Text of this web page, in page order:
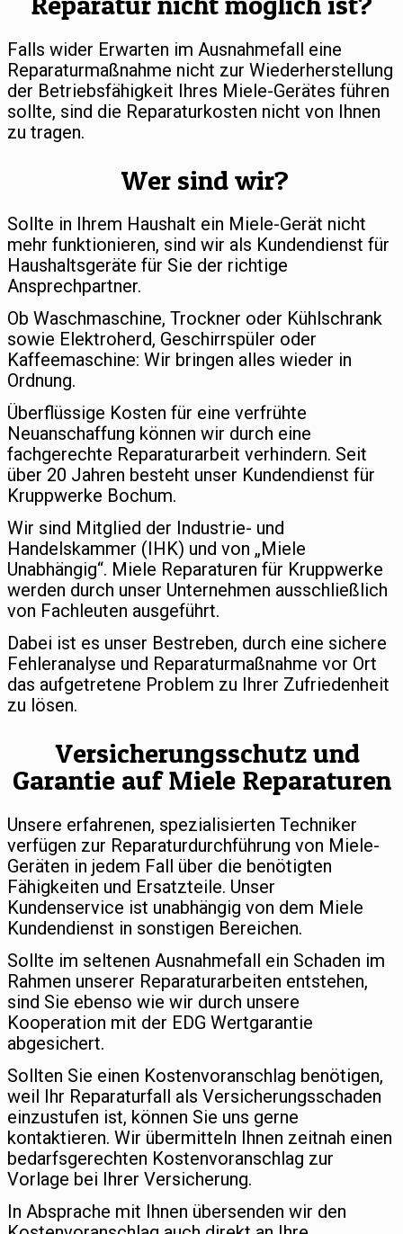
Falls wider Erwarten im Ausnahmefall eine
Reparaturmaßnahme nicht zur Wiederherstellung
der Betriebsfähigkeit Ihres Miele-Gerätes führen
sollte, sind die Reparaturkosten nicht von Ihnen
zu tragen.
Wer sind wir?
Sollte in Ihrem Haushalt ein Miele-Gerät nicht
mehr funktionieren, sind wir als Kundendienst für
Haushaltsgeräte für Sie der richtige
Ansprechpartner.
Ob Waschmaschine, Trockner oder Kühlschrank
sowie Elektroherd, Geschirrspüler oder
Kaffeemaschine: Wir bringen alles wieder in
Ordnung.
Überflüssige Kosten für eine verfrühte
Neuanschaffung können wir durch eine
fachgerechte Reparaturarbeit verhindern. Seit
über 20 Jahren besteht unser Kundendienst für
Kruppwerke Bochum.
Wir sind Mitglied der Industrie- und
Handelskammer (IHK) und von „Miele
Unabhängig“. Miele Reparaturen für Kruppwerke
werden durch unser Unternehmen ausschließlich
von Fachleuten ausgeführt.
Dabei ist es unser Bestreben, durch eine sichere
Fehleranalyse und Reparaturmaßnahme vor Ort
das aufgetretene Problem zu Ihrer Zufriedenheit
zu lösen.
Versicherungsschutz und
Garantie auf Miele Reparaturen
Unsere erfahrenen, spezialisierten Techniker
verfügen zur Reparaturdurchführung von Miele-
Geräten in jedem Fall über die benötigten
Fähigkeiten und Ersatzteile. Unser
Kundenservice ist unabhängig von dem Miele
Kundendienst in sonstigen Bereichen.
Sollte im seltenen Ausnahmefall ein Schaden im
Rahmen unserer Reparaturarbeiten entstehen,
sind Sie ebenso wie wir durch unsere
Kooperation mit der EDG Wertgarantie
abgesichert.
Sollten Sie einen Kostenvoranschlag benötigen,
weil Ihr Reparaturfall als Versicherungsschaden
einzustufen ist, können Sie uns gerne
kontaktieren. Wir übermitteln Ihnen zeitnah einen
bedarfsgerechten Kostenvoranschlag zur
Vorlage bei Ihrer Versicherung.
In Absprache mit Ihnen übersenden wir den